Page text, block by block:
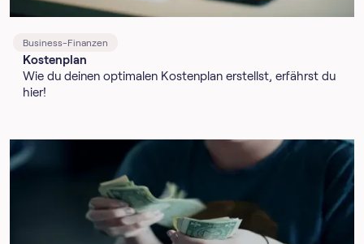
Business-Finanzen
Kostenplan
Wie du deinen optimalen Kostenplan erstellst, erfährst du
hier!